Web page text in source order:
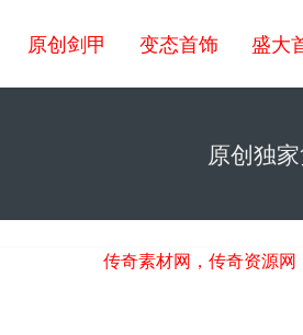
原创剑甲 变态首饰 盛大
原创独
传奇素材网，传奇资源